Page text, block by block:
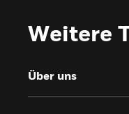
Weitere
Über uns